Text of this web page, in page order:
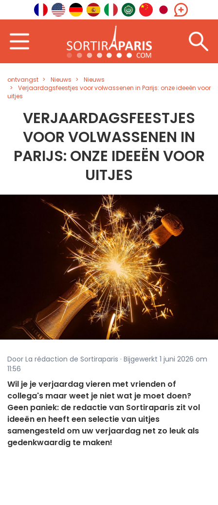
ontvangst Nieuws
Nieuws
Verjaardagsfeestjes voor volwassenen in Parijs: onze ideeën voor
uitjes
VERJAARDAGSFEESTJES
VOOR VOLWASSENEN IN
PARIJS: ONZE IDEEËN VOOR
UITJES
Door La rédaction de Sortiraparis · Bijgewerkt 1 juni 2026 om
11:56
Wil je je verjaardag vieren met vrienden of
collega's maar weet je niet wat je moet doen?
Geen paniek: de redactie van Sortiraparis zit vol
ideeën en heeft een selectie van uitjes
samengesteld om uw verjaardag net zo leuk als
gedenkwaardig te maken!